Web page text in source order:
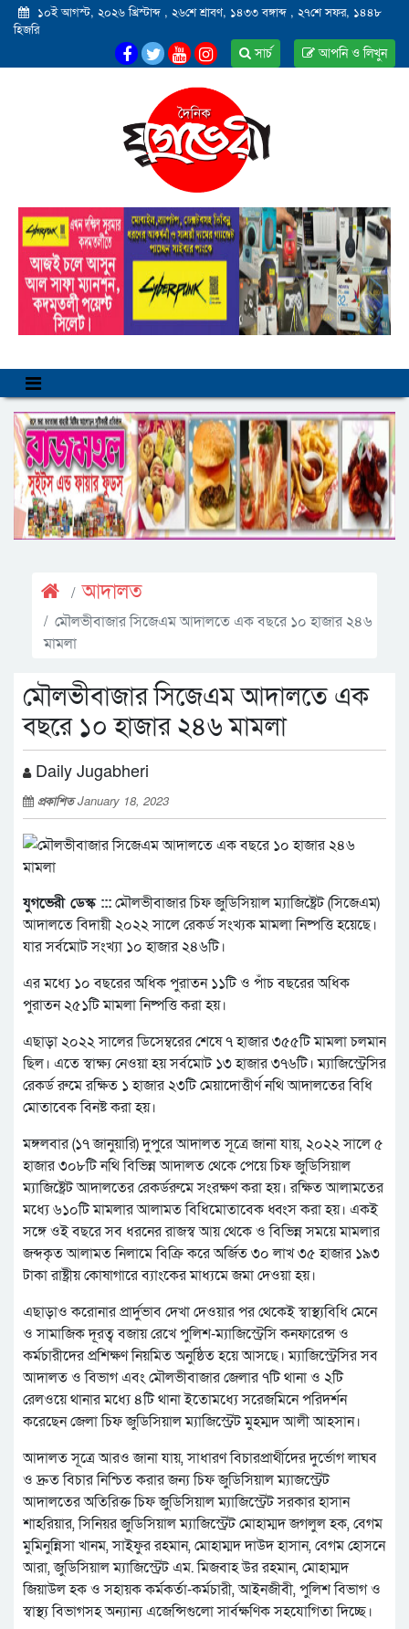
১০ই আগস্ট, ২০২৬ খ্রিস্টাব্দ , ২৬শে শ্রাবণ, ১৪৩৩ বঙ্গাব্দ , ২৭শে সফর, ১৪৪৮
হিজরি
আপনি ও লিখুন
সার্চ
আদালত
মৌলভীবাজার সিজেএম আদালতে এক বছরে ১০ হাজার ২৪৬
মামলা
মৌলভীবাজার সিজেএম আদালতে এক
বছরে ১০ হাজার ২৪৬ মামলা
Daily Jugabheri
প্রকাশিতJanuary 18, 2023
যুগভেরী ডেস্ক :::মৌলভীবাজার চিফ জুডিসিয়াল ম্যাজিষ্ট্রেট (সিজেএম)
আদালতে বিদায়ী ২০২২ সালে রেকর্ড সংখ্যক মামলা নিষ্পত্তি হয়েছে।
যার সর্বমোট সংখ্যা ১০ হাজার ২৪৬টি।
এর মধ্যে ১০ বছরের অধিক পুরাতন ১১টি ও পাঁচ বছরের অধিক
পুরাতন ২৫১টি মামলা নিষ্পত্তি করা হয়।
এছাড়া ২০২২ সালের ডিসেম্বরের শেষে ৭ হাজার ৩৫৫টি মামলা চলমান
ছিল। এতে স্বাক্ষ্য নেওয়া হয় সর্বমোট ১৩ হাজার ৩৭৬টি। ম্যাজিস্ট্রেসির
রেকর্ড রুমে রক্ষিত ১ হাজার ২৩টি মেয়াদোত্তীর্ণ নথি আদালতের বিধি
মোতাবেক বিনষ্ট করা হয়।
মঙ্গলবার (১৭ জানুয়ারি) দুপুরে আদালত সূত্রে জানা যায়, ২০২২ সালে ৫
হাজার ৩০৮টি নথি বিভিন্ন আদালত থেকে পেয়ে চিফ জুডিসিয়াল
ম্যাজিষ্ট্রেট আদালতের রেকর্ডরুমে সংরক্ষণ করা হয়। রক্ষিত আলামতের
মধ্যে ৬১০টি মামলার আলামত বিধিমোতাবেক ধ্বংস করা হয়। একই
সঙ্গে ওই বছরে সব ধরনের রাজস্ব আয় থেকে ও বিভিন্ন সময়ে মামলার
জব্দকৃত আলামত নিলামে বিক্রি করে অর্জিত ৩০ লাখ ৩৫ হাজার ১৯৩
টাকা রাষ্ট্রীয় কোষাগারে ব্যাংকের মাধ্যমে জমা দেওয়া হয়।
এছাড়াও করোনার প্রার্দুভাব দেখা দেওয়ার পর থেকেই স্বাস্থ্যবিধি মেনে
ও সামাজিক দূরত্ব বজায় রেখে পুলিশ-ম্যাজিস্ট্রেসি কনফারেন্স ও
কর্মচারীদের প্রশিক্ষণ নিয়মিত অনুষ্ঠিত হয়ে আসছে। ম্যাজিস্ট্রেসির সব
আদালত ও বিভাগ এবং মৌলভীবাজার জেলার ৭টি থানা ও ২টি
রেলওয়ে থানার মধ্যে ৪টি থানা ইতোমধ্যে সরেজমিনে পরিদর্শন
করেছেন জেলা চিফ জুডিসিয়াল ম্যাজিস্ট্রেট মুহম্মদ আলী আহসান।
আদালত সূত্রে আরও জানা যায়, সাধারণ বিচারপ্রার্থীদের দুর্ভোগ লাঘব
ও দ্রুত বিচার নিশ্চিত করার জন্য চিফ জুডিসিয়াল ম্যাজস্ট্রেট
আদালতের অতিরিক্ত চিফ জুডিসিয়াল ম্যাজিস্ট্রেট সরকার হাসান
শাহরিয়ার, সিনিয়র জুডিসিয়াল ম্যাজিস্ট্রেট মোহাম্মদ জগলুল হক, বেগম
মুমিনুন্নিসা খানম, সাইফুর রহমান, মোহাম্মদ দাউদ হাসান, বেগম হোসনে
আরা, জুডিসিয়াল ম্যাজিস্ট্রেট এম. মিজবাহ উর রহমান, মোহাম্মদ
জিয়াউল হক ও সহায়ক কর্মকর্তা-কর্মচারী, আইনজীবী, পুলিশ বিভাগ ও
স্বাস্থ্য বিভাগসহ অন্যান্য এজেন্সিগুলো সার্বক্ষণিক সহযোগিতা দিচ্ছে।